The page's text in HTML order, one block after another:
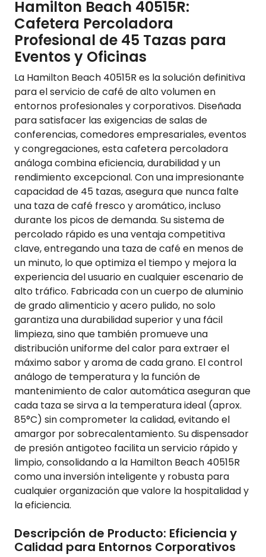
Hamilton Beach 40515R:
Cafetera Percoladora
Profesional de 45 Tazas para
Eventos y Oficinas
La Hamilton Beach 40515R es la solución definitiva
para el servicio de café de alto volumen en
entornos profesionales y corporativos. Diseñada
para satisfacer las exigencias de salas de
conferencias, comedores empresariales, eventos
y congregaciones, esta cafetera percoladora
análoga combina eficiencia, durabilidad y un
rendimiento excepcional. Con una impresionante
capacidad de 45 tazas, asegura que nunca falte
una taza de café fresco y aromático, incluso
durante los picos de demanda. Su sistema de
percolado rápido es una ventaja competitiva
clave, entregando una taza de café en menos de
un minuto, lo que optimiza el tiempo y mejora la
experiencia del usuario en cualquier escenario de
alto tráfico. Fabricada con un cuerpo de aluminio
de grado alimenticio y acero pulido, no solo
garantiza una durabilidad superior y una fácil
limpieza, sino que también promueve una
distribución uniforme del calor para extraer el
máximo sabor y aroma de cada grano. El control
análogo de temperatura y la función de
mantenimiento de calor automática aseguran que
cada taza se sirva a la temperatura ideal (aprox.
85°C) sin comprometer la calidad, evitando el
amargor por sobrecalentamiento. Su dispensador
de presión antigoteo facilita un servicio rápido y
limpio, consolidando a la Hamilton Beach 40515R
como una inversión inteligente y robusta para
cualquier organización que valore la hospitalidad y
la eficiencia.
Descripción de Producto: Eficiencia y
Calidad para Entornos Corporativos